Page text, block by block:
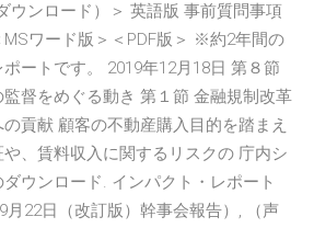
ウンロード）＞ 英語版 事前質問事項
ワード版＞＜PDF版＞ ※約2年間の
ートです。 2019年12月18日 第８節
督をめぐる動き 第１節 金融規制改革
貢献 顧客の不動産購入目的を踏まえ
、賃料収入に関するリスクの 庁内シ
ウンロード. インパクト・レポート
月22日（改訂版）幹事会報告）, （声